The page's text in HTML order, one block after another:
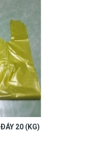
20 (KG)